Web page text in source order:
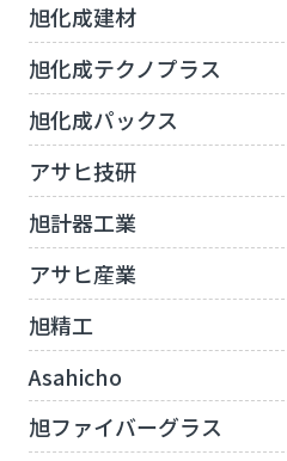
旭化成建材
旭化成テクノプラス
旭化成パックス
アサヒ技研
旭計器工業
アサヒ産業
旭精工
Asahicho
旭ファイバーグラス